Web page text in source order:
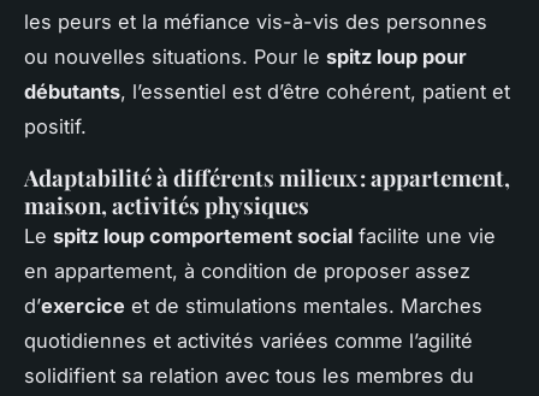
les peurs et la méfiance vis-à-vis des personnes
ou nouvelles situations. Pour le spitz loup pour
débutants, l’essentiel est d’être cohérent, patient et
positif.
Adaptabilité à différents milieux : appartement,
maison, activités physiques
Le spitz loup comportement social facilite une vie
en appartement, à condition de proposer assez
d’exercice et de stimulations mentales. Marches
quotidiennes et activités variées comme l’agilité
solidifient sa relation avec tous les membres du